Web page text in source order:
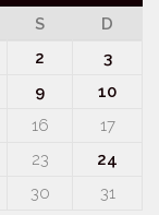
S
D
2
3
9
10
16
17
23
24
30
31